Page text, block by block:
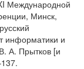
Международной
Минск,
информатики и
А. Прытков [и